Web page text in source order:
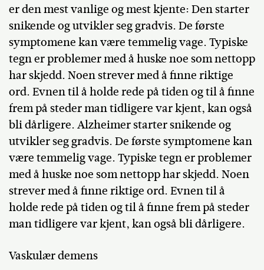
er den mest vanlige og mest kjente: Den starter
snikende og utvikler seg gradvis. De første
symptomene kan være temmelig vage. Typiske
tegn er problemer med å huske noe som nettopp
har skjedd. Noen strever med å finne riktige
ord. Evnen til å holde rede på tiden og til å finne
frem på steder man tidligere var kjent, kan også
bli dårligere. Alzheimer starter snikende og
utvikler seg gradvis. De første symptomene kan
være temmelig vage. Typiske tegn er problemer
med å huske noe som nettopp har skjedd. Noen
strever med å finne riktige ord. Evnen til å
holde rede på tiden og til å finne frem på steder
man tidligere var kjent, kan også bli dårligere.
Vaskulær demens